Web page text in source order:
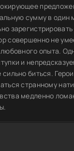
сумму в один
зарегистрировать
совершенно не
опыта.
и
биться.
странному
медленно